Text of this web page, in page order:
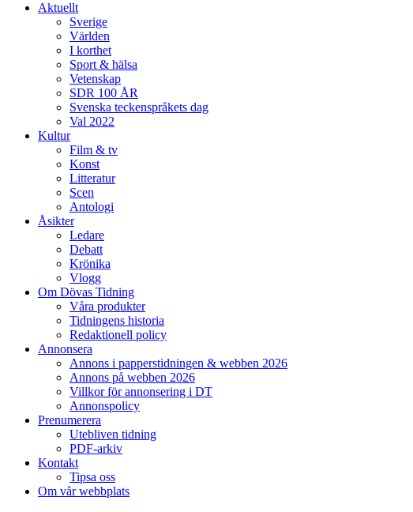
Aktuellt
Sverige
Världen
I korthet
Sport & hälsa
Vetenskap
SDR 100 ÅR
Svenska teckenspråkets dag
Val 2022
Kultur
Film & tv
Konst
Litteratur
Scen
Antologi
Åsikter
Ledare
Debatt
Krönika
Vlogg
Om Dövas Tidning
Våra produkter
Tidningens historia
Redaktionell policy
Annonsera
Annons i papperstidningen & webben 2026
Annons på webben 2026
Villkor för annonsering i DT
Annonspolicy
Prenumerera
Utebliven tidning
PDF-arkiv
Kontakt
Tipsa oss
Om vår webbplats